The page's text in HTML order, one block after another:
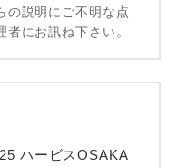
の説明にご不明な点
にお訊ね下さい。
ハービスOSAKA